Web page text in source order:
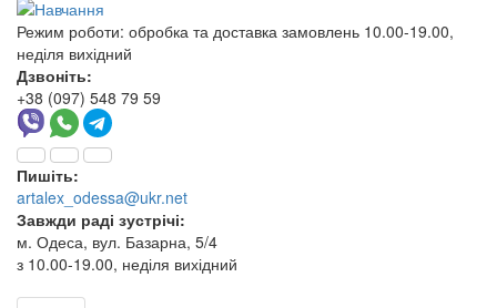
Режим роботи: обробка та доставка замовлень 10.00-19.00,
неділя вихідний
Дзвоніть:
+38 (097) 548 79 59
Пишіть:
artalex_odessa@ukr.net
Завжди раді зустрічі:
м. Одеса, вул. Базарна, 5/4
з 10.00-19.00, неділя вихідний